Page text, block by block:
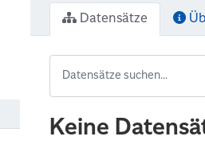
Datensätze
Keine